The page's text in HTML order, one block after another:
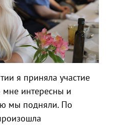
я приняла участие
мне интересны и
мы подняли. По